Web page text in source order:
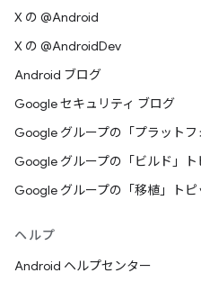
W3C® (MIT, ERCIM,
免責条項
本ソフトウェア / ドキュメン
れ、著作権者は、明示また
かなる種類の表明または保
トウェア / ドキュメントの利
ことに対する表明または保証
著作権者は、本ソフトウェ
X の @Android
X の @AndroidDev
Android ブログ
Google セキュリティ ブログ
Google グループの「プラットフ
Google グループの「ビルド」ト
Google グループの「移植」トピ
ヘルプ
Android ヘルプセンター